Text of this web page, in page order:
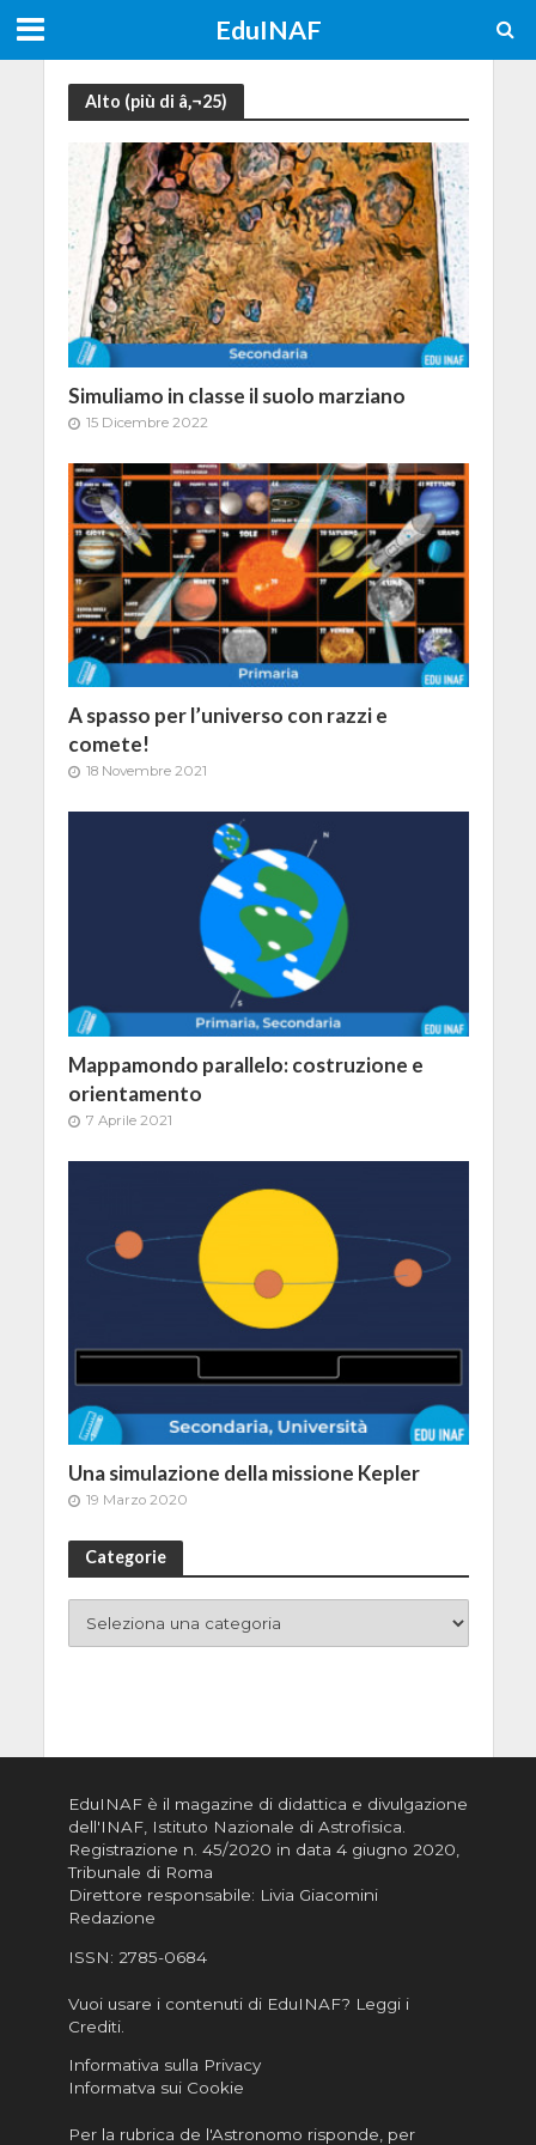
EduINAF
Alto (più di â‚¬25)
Simuliamo in classe il suolo marziano
15 Dicembre 2022
A spasso per l’universo con razzi e
comete!
18 Novembre 2021
Mappamondo parallelo: costruzione e
orientamento
7 Aprile 2021
Una simulazione della missione Kepler
19 Marzo 2020
Categorie
EduINAF è il magazine di didattica e divulgazione
dell'INAF, Istituto Nazionale di Astrofisica.
Registrazione n. 45/2020 in data 4 giugno 2020,
Tribunale di Roma
Direttore responsabile: Livia Giacomini
Redazione
ISSN: 2785-0684
Vuoi usare i contenuti di EduINAF? Leggi i
Crediti.
Informativa sulla Privacy
Informatva sui Cookie
Per la rubrica de l'Astronomo risponde, per